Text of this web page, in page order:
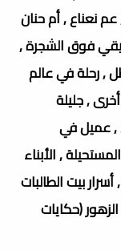
عم نعناع , أم حنان
فوق الشجرة ,
, رحلة في عالم
, جليلة
, عميل في
, الأبناء
بيت الطالبات
(حكايات